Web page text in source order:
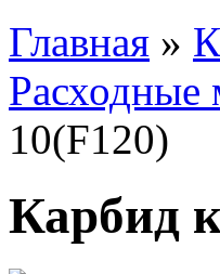
Главная »
Расходные
10(F120)
Карбид